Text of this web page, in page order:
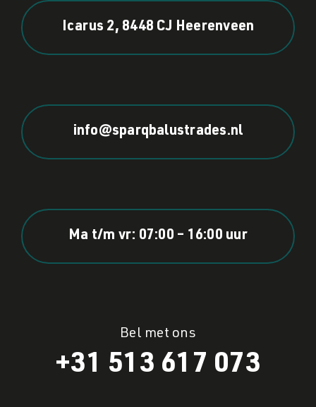
Icarus 2, 8448 CJ Heerenveen
info@sparqbalustrades.nl
Ma t/m vr: 07:00 – 16:00 uur
Bel met ons
+31 513 617 073